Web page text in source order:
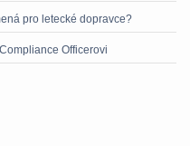
pro letecké dopravce?
Officerovi